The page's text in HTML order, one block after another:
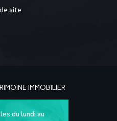
site
IMMOBILIER
du lundi au